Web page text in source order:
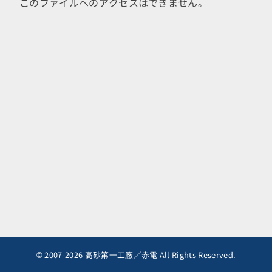
© 2007-2026 高砂第一工廠／赤電 All Rights Reserved.